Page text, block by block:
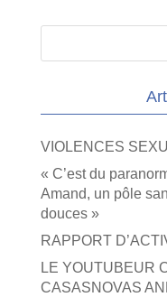
VIOLENCES
« C’est du
Amand, un pôle
douces »
RAPPORT
LE YOUTUBEUR
CASASNOVAS